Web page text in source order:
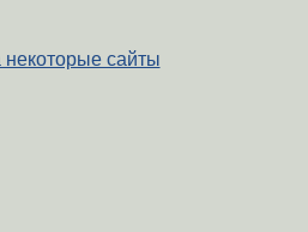
сайты